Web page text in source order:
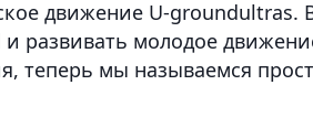
движение U-groundultras.
и развивать молодое
теперь мы называемся